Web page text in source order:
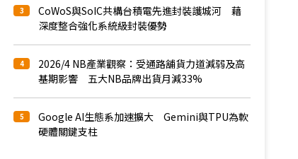
3
CoWoS與SoIC共構台積電先進封裝護城河 藉
深度整合強化系統級封裝優勢
4
2026/4 NB產業觀察：受通路舖貨力道減弱及高
基期影響 五大NB品牌出貨月減33%
5
Google AI生態系加速擴大 Gemini與TPU為軟
硬體關鍵支柱